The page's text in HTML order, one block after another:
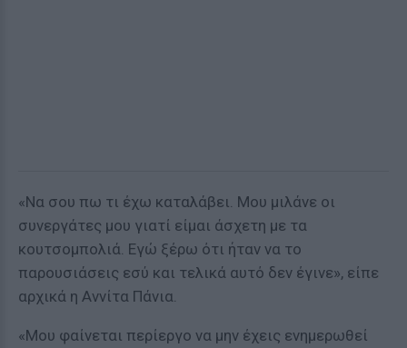
«Να σου πω τι έχω καταλάβει. Μου μιλάνε οι
συνεργάτες μου γιατί είμαι άσχετη με τα
κουτσομπολιά. Εγώ ξέρω ότι ήταν να το
παρουσιάσεις εσύ και τελικά αυτό δεν έγινε», είπε
αρχικά η Αννίτα Πάνια.
«Μου φαίνεται περίεργο να μην έχεις ενημερωθεί